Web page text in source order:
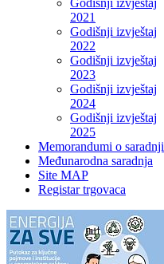
Godišnji izvještaj
2021
Godišnji izvještaj
2022
Godišnji izvještaj
2023
Godišnji izvještaj
2024
Godišnji izvještaj
2025
Memorandumi o saradnji
Međunarodna saradnja
Site MAP
Registar trgovaca